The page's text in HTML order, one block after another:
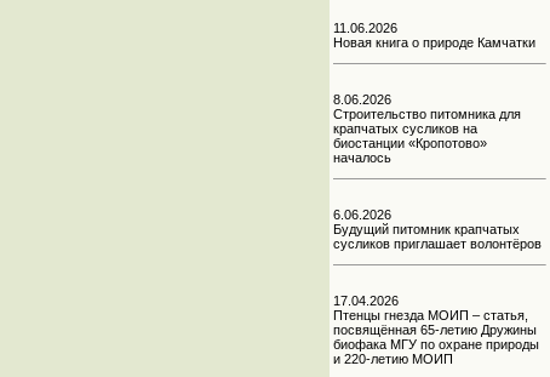
11.06.2026
Новая книга о природе Камчатки
8.06.2026
Строительство питомника для
крапчатых сусликов на
биостанции «Кропотово»
началось
6.06.2026
Будущий питомник крапчатых
сусликов приглашает волонтёров
17.04.2026
Птенцы гнезда МОИП – статья,
посвящённая 65-летию Дружины
биофака МГУ по охране природы
и 220-летию МОИП